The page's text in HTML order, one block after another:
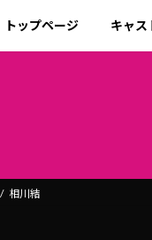
トップページ キャス
相川結